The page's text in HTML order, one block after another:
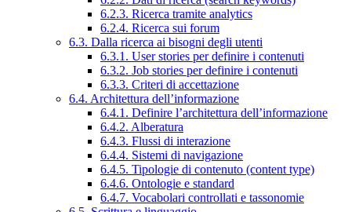
6.2.3. Ricerca tramite analytics
6.2.4. Ricerca sui forum
6.3. Dalla ricerca ai bisogni degli utenti
6.3.1. User stories per definire i contenuti
6.3.2. Job stories per definire i contenuti
6.3.3. Criteri di accettazione
6.4. Architettura dell’informazione
6.4.1. Definire l’architettura dell’informazione
6.4.2. Alberatura
6.4.3. Flussi di interazione
6.4.4. Sistemi di navigazione
6.4.5. Tipologie di contenuto (content type)
6.4.6. Ontologie e standard
6.4.7. Vocabolari controllati e tassonomie